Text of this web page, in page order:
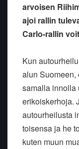
arvoisen
ajoi rallin
Carlo-rallin
Kun
alun Suomeen,
samalla innolla
erikoiskerhoja.
autourheilusta
toisensa ja he
kuten muun